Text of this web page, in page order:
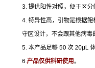
3. 提供阳性对照，便于区分
4. 特异性高，引物是根据
守区设计，不会跟其他病毒
5. 本产品足够 50 次 20μL
6.产品仅供科研使用。